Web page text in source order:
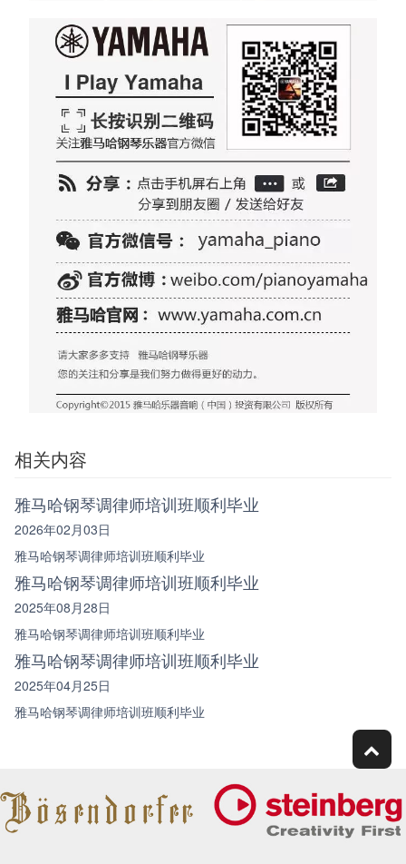
相关内容
雅马哈钢琴调律师培训班顺利毕业
2026年02月03日
雅马哈钢琴调律师培训班顺利毕业
雅马哈钢琴调律师培训班顺利毕业
2025年08月28日
雅马哈钢琴调律师培训班顺利毕业
雅马哈钢琴调律师培训班顺利毕业
2025年04月25日
雅马哈钢琴调律师培训班顺利毕业